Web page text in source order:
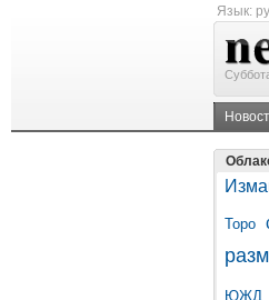
Язык:
Торо
ЮЖД